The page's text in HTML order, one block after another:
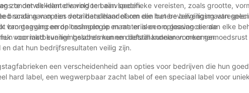
zonder de klantervaring te beïnvloeden.
te ontwikkelen die voldoen aan specifieke vereisten, zoals grootte,
branding van een detailhandelaar of om een ​​betere beveiliging van
geavanceerde technologie en materialen om geavanceerde
voorraad kunnen beschermen en diefstal kunnen voorkomen.
scala aan opties voor detailhandelaren die hun
en oplossingen op maat: er is een oplossing die aan elke
voor inktbeveiligingslabels kunnen detailhandelaren meer gemoedsrust
dat hun bedrijfsresultaten veilig zijn.
een verscheidenheid aan opties voor bedrijven die hun
hard label, een wegwerpbaar zacht label of een speciaal label voor
ontwikkelen voortdurend nieuwe technologie om winkeldieven voor te